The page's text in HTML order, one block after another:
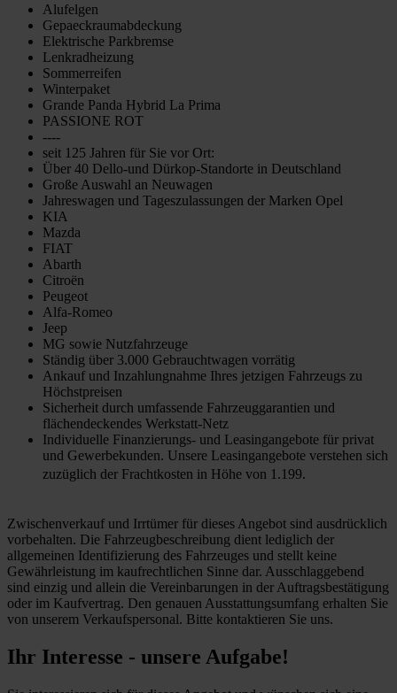
Alufelgen
Gepaeckraumabdeckung
Elektrische Parkbremse
Lenkradheizung
Sommerreifen
Winterpaket
Grande Panda Hybrid La Prima
PASSIONE ROT
----
seit 125 Jahren für Sie vor Ort:
Über 40 Dello-und Dürkop-Standorte in Deutschland
Große Auswahl an Neuwagen
Jahreswagen und Tageszulassungen der Marken Opel
KIA
Mazda
FIAT
Abarth
Citroën
Peugeot
Alfa-Romeo
Jeep
MG sowie Nutzfahrzeuge
Ständig über 3.000 Gebrauchtwagen vorrätig
Ankauf und Inzahlungnahme Ihres jetzigen Fahrzeugs zu
Höchstpreisen
Sicherheit durch umfassende Fahrzeuggarantien und
flächendeckendes Werkstatt-Netz
Individuelle Finanzierungs- und Leasingangebote für privat
und Gewerbekunden. Unsere Leasingangebote verstehen sich
zuzüglich der Frachtkosten in Höhe von 1.199.
Zwischenverkauf und Irrtümer für dieses Angebot sind ausdrücklich
vorbehalten. Die Fahrzeugbeschreibung dient lediglich der
allgemeinen Identifizierung des Fahrzeuges und stellt keine
Gewährleistung im kaufrechtlichen Sinne dar. Ausschlaggebend
sind einzig und allein die Vereinbarungen in der Auftragsbestätigung
oder im Kaufvertrag. Den genauen Ausstattungsumfang erhalten Sie
von unserem Verkaufspersonal. Bitte kontaktieren Sie uns.
Ihr Interesse - unsere Aufgabe!